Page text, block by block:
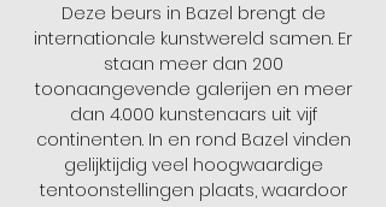
Deze beurs in Bazel brengt de
internationale kunstwereld samen. Er
staan meer dan 200
toonaangevende galerijen en meer
dan 4.000 kunstenaars uit vijf
continenten. In en rond Bazel vinden
gelijktijdig veel hoogwaardige
tentoonstellingen plaats, waardoor